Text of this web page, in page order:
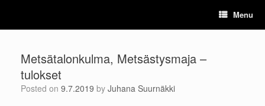
content
Menu
Metsätalonkulma, Metsästysmaja –
tulokset
Posted on 9.7.2019 by Juhana Suurnäkki